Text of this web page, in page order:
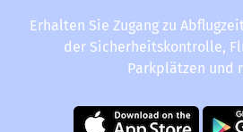
Erhalten Sie Zugang zu
der Sicherheitskontrolle,
Parkplätzen und